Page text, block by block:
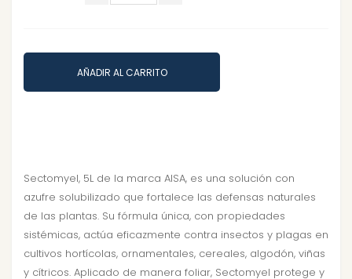
AÑADIR AL CARRITO
Sectomyel, 5L de la marca AISA, es una solución con
azufre solubilizado que fortalece las defensas naturales
de las plantas. Su fórmula única, con propiedades
sistémicas, actúa eficazmente contra insectos y plagas en
cultivos hortícolas, ornamentales, cereales, algodón, viñas
y cítricos. Aplicado de manera foliar, Sectomyel protege y